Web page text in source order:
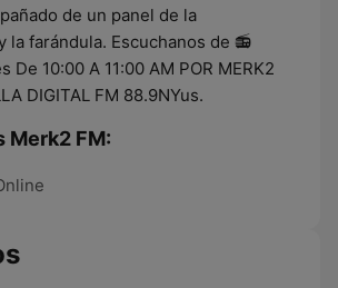
de un panel de la
la farándula. Escuchanos de 📻
De 10:00 A 11:00 AM POR MERK2
DIGITAL FM 88.9NYus.
Merk2 FM: